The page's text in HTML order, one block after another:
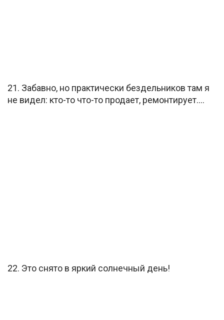
21. Забавно, но практически бездельников там я
не видел: кто-то что-то продает, ремонтирует….
22. Это снято в яркий солнечный день!